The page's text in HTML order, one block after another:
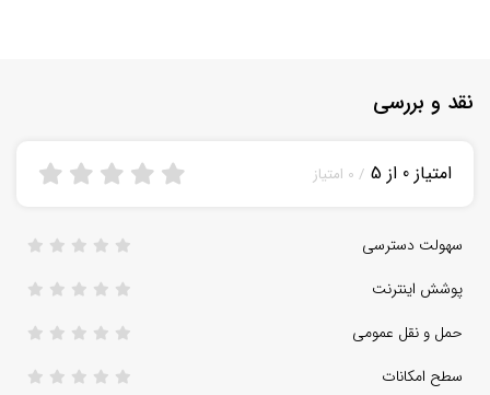
نقد و بررسی
امتیاز 0 از 5 / 0 امتیاز
سهولت دسترسی
پوشش اینترنت
حمل و نقل عمومی
سطح امکانات